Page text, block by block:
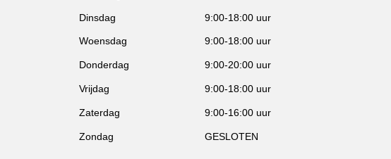
Dinsdag 9:00-18:00 uur
Woensdag 9:00-18:00 uur
Donderdag 9:00-20:00 uur
Vrijdag 9:00-18:00 uur
Zaterdag 9:00-16:00 uur
Zondag GESLOTEN